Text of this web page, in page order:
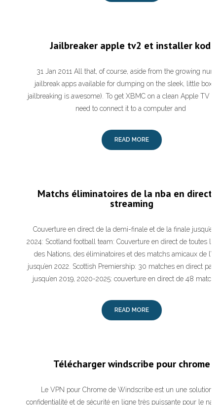
Jailbreaker apple tv2 et installer kodi
31 Jan 2011 All that, of course, aside from the growing
jailbreak apps available for dumping on the sleek, little box
jailbreaking is awesome). To get XBMC on a clean Apple TV 2,
need to connect it to a computer and
READ MORE
Matchs éliminatoires de la nba en direct
streaming
Couverture en direct de la demi-finale et de la finale jusqu’en
2024: Scotland football team: Couverture en direct de toutes les
des Nations, des éliminatoires et des matchs amicaux de
jusqu’en 2022. Scottish Premiership: 30 matches en direct par
jusqu’en 2019, 2020-2025: couverture en direct de 48 matchs
READ MORE
Télécharger windscribe pour chrome
Le VPN pour Chrome de Windscribe est un une solution
confidentialité et de sécurité en ligne très puissante pour le